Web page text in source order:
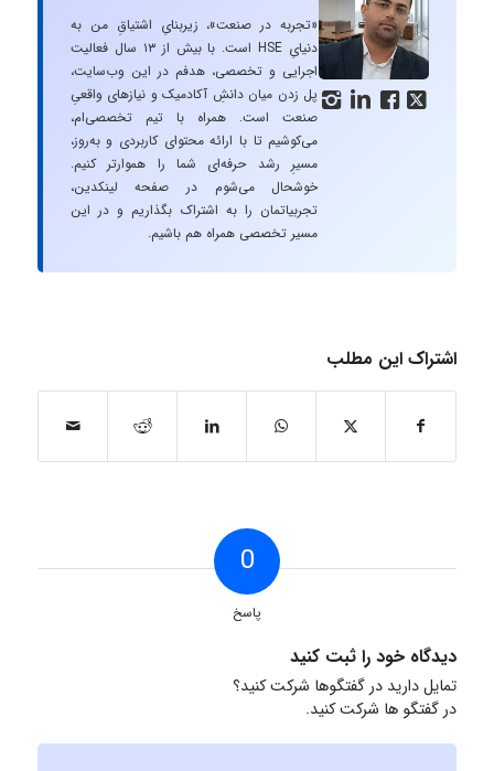
   
«تجربه در صنعت»، زیربنایِ اشتیاقِ من به
دنیایِ HSE است. با بیش از ۱۳ سال فعالیت
اجرایی و تخصصی، هدفم در این وب‌سایت،
پل زدن میان دانشِ آکادمیک و نیازهای واقعیِ
صنعت است. همراه با تیم تخصصی‌ام،
می‌کوشیم تا با ارائه محتوای کاربردی و به‌روز،
مسیرِ رشد حرفه‌ای شما را هموارتر کنیم.
خوشحال می‌شوم در صفحه لینکدین،
تجربیاتمان را به اشتراک بگذاریم و در این
مسیر تخصصی همراه هم باشیم.
اشتراک این مطلب
0
پاسخ
دیدگاه خود را ثبت کنید
تمایل دارید در گفتگوها شرکت کنید؟
در گفتگو ها شرکت کنید.